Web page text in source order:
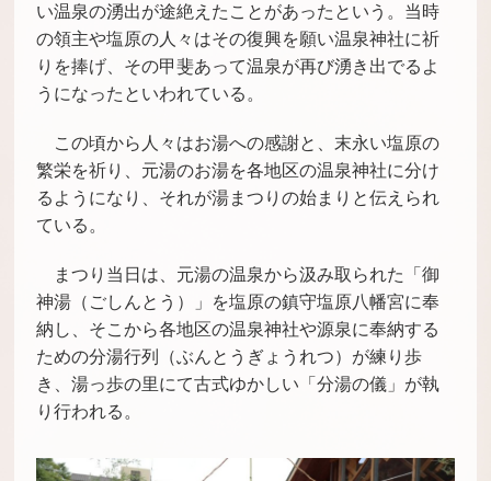
い温泉の湧出が途絶えたことがあったという。当時
の領主や塩原の人々はその復興を願い温泉神社に祈
りを捧げ、その甲斐あって温泉が再び湧き出でるよ
うになったといわれている。
この頃から人々はお湯への感謝と、末永い塩原の
繁栄を祈り、元湯のお湯を各地区の温泉神社に分け
るようになり、それが湯まつりの始まりと伝えられ
ている。
まつり当日は、元湯の温泉から汲み取られた「御
神湯（ごしんとう）」を塩原の鎮守塩原八幡宮に奉
納し、そこから各地区の温泉神社や源泉に奉納する
ための分湯行列（ぶんとうぎょうれつ）が練り歩
き、湯っ歩の里にて古式ゆかしい「分湯の儀」が執
り行われる。